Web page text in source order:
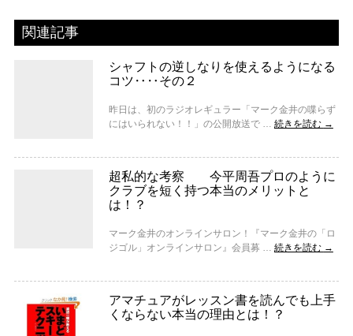
関連記事
シャフトの逆しなりを使えるようになる
コツ‥‥その２
昨日は、初のラジオレギュラー「マーク金井の喋らず
にはいられない！！」の公開放送で … 続きを読む →
超私的な考察 今平周吾プロのように
クラブを短く持つ本当のメリットと
は！？
マーク金井のオンラインサロン！『マーク金井の「ロ
ジゴル」オンラインサロン』会員募 … 続きを読む →
アマチュアがレッスン書を読んでも上手
くならない本当の理由とは！？